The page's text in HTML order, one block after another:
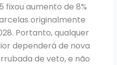
fixou aumento de 8%
originalmente
Portanto, qualquer
dependerá de nova
de veto, e não